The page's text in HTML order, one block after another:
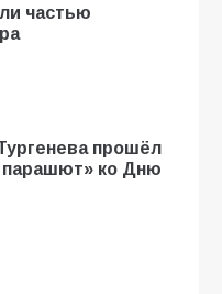
частью
прошёл
ко Дню